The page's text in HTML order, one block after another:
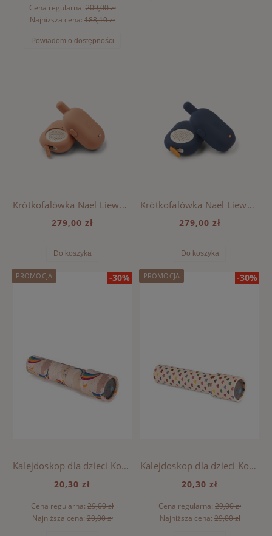
Cena regularna:209,00 zł
Najniższa cena: 188,10 zł
Powiadom o dostępności
Krótkofalówka Nael Liewood - TUSCANY ROSE
279,00 zł
Do koszyka
Krótkofalówka Nael Liewood - INDIGO BLUE
279,00 zł
Do koszyka
-30%
Kalejdoskop dla dzieci Konges Sloejd - RAINBOW
20,30 zł
Cena regularna: 29,00 zł
Najniższa cena:29,00 zł
PROMOCJA -30%
Kalejdoskop dla dzieci Konges Sloejd - COEUR COLORÉ
20,30 zł
Cena regularna: 29,00 zł
Najniższa cena:29,00 zł
PROMOCJA